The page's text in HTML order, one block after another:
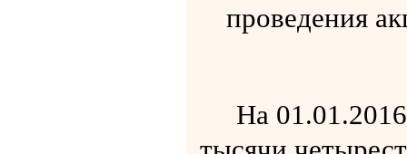
проведения
На 01.01.2016